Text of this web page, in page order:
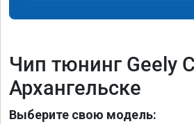
Чип тюнинг Geely
Архангельске
Выберите свою модель: